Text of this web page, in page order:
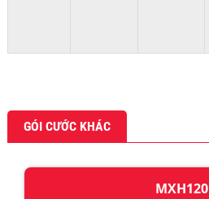
GÓI CƯỚC KHÁC
MXH120